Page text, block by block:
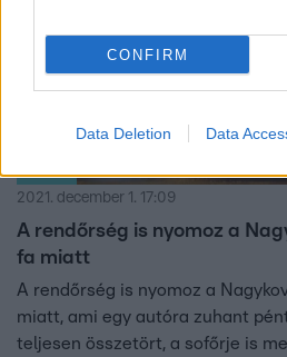
CONFIRM
Data Deletion Data
2021. december 1. 17:09
A rendőrség is nyomoz a
fa miatt
A rendőrség is nyomoz a
miatt, ami egy autóra zuhant
teljesen összetört, a sofőrje is